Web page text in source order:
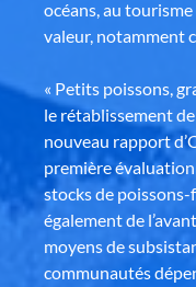
océans, au
valeur, notamment
« Petits poissons,
le rétablissement de
nouveau rapport
première
stocks de
également de
moyens de
communautés